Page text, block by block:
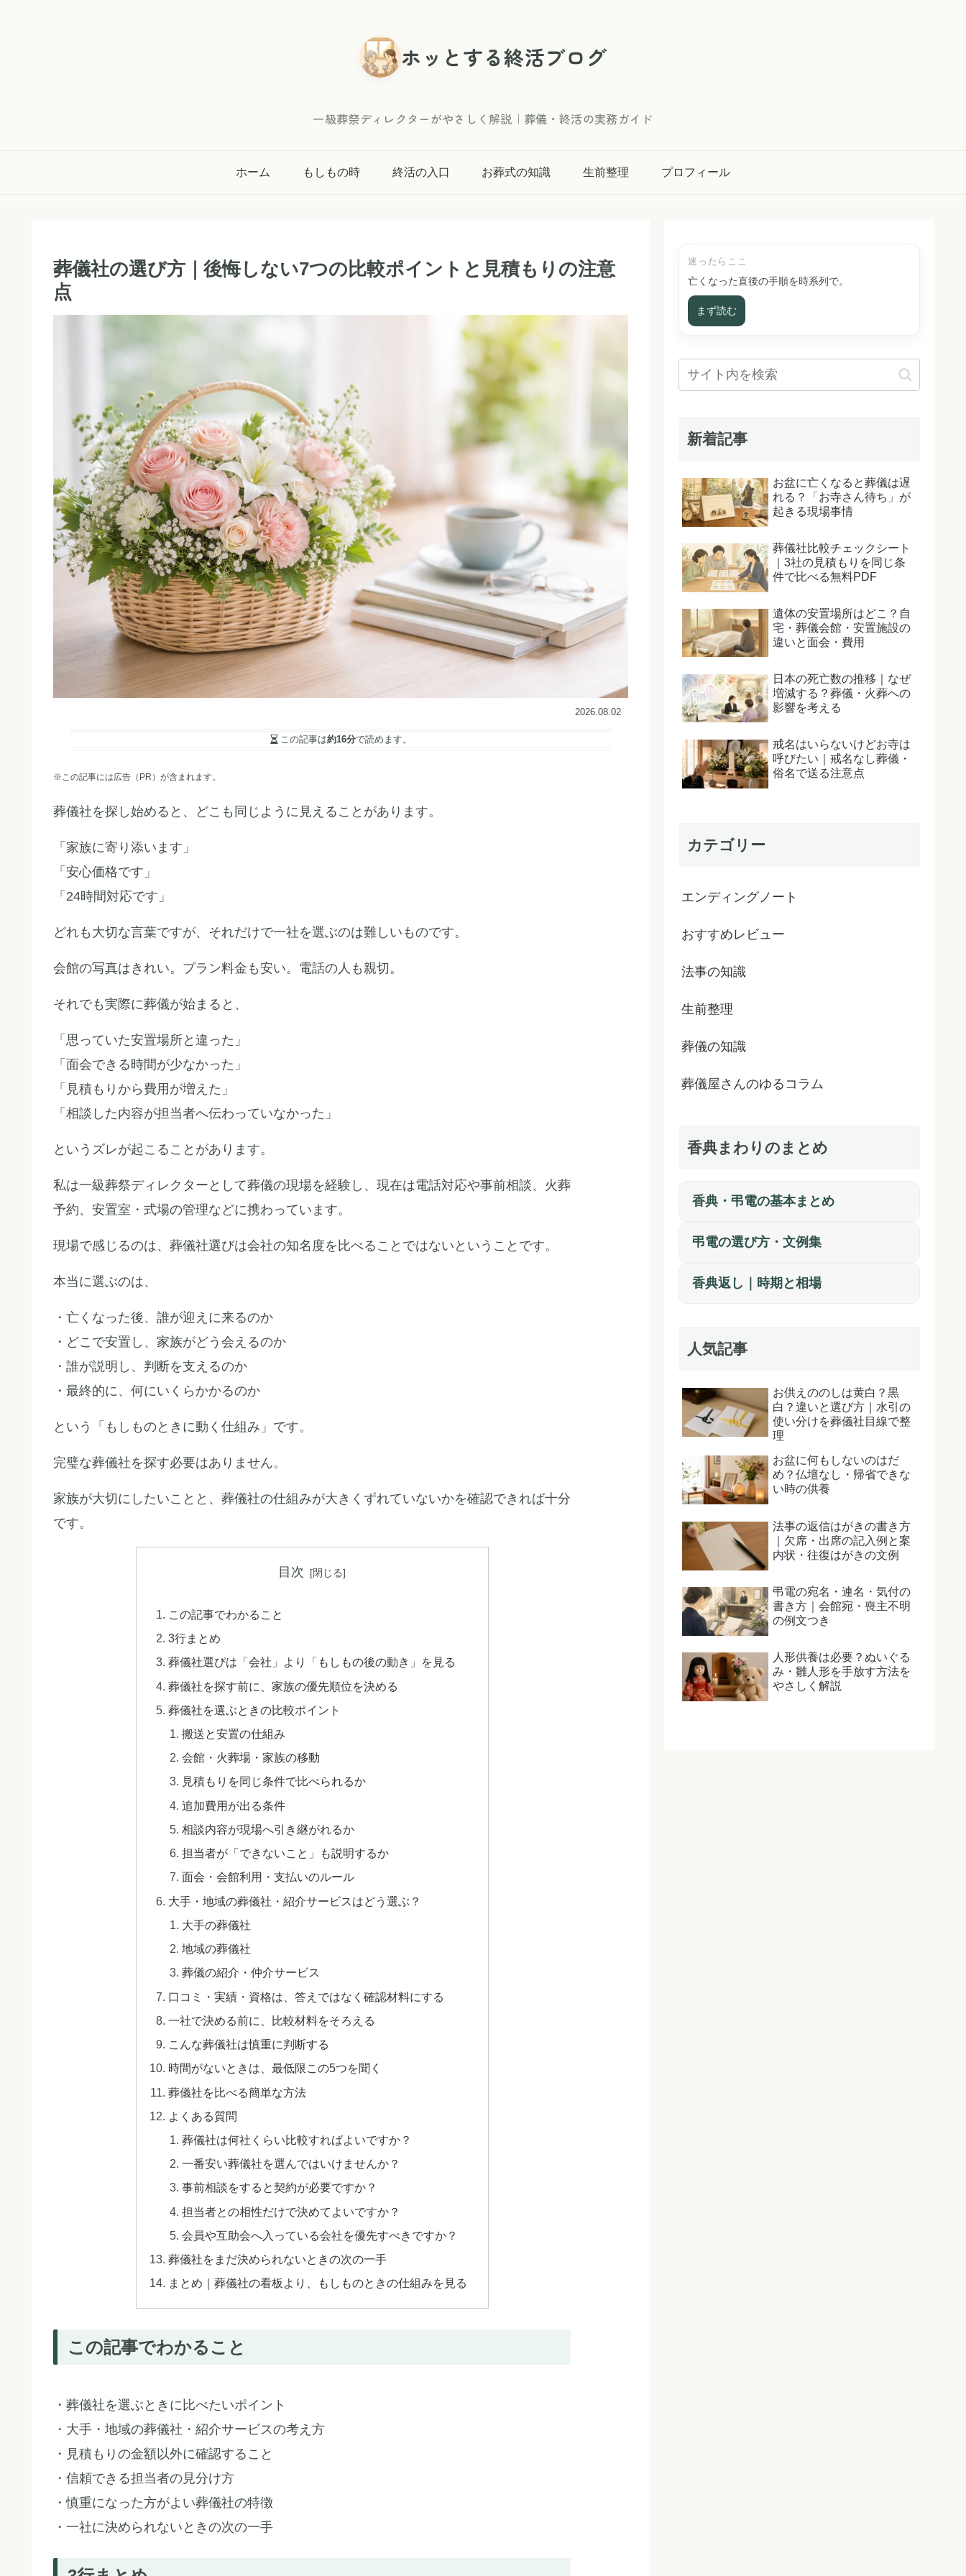
ホッとする終活ブログ
一級葬祭ディレクターがやさしく解説｜葬儀・終活の実務ガイド
ホーム もしもの時 終活の入口 お葬式の知識 生前整理 プロフィール
葬儀社の選び方｜後悔しない7つの比較ポイントと見積もりの注意
点
2026.08.02
この記事は約16分で読めます。
※この記事には広告（PR）が含まれます。
葬儀社を探し始めると、どこも同じように見えることがあります。
「家族に寄り添います」
「安心価格です」
「24時間対応です」
どれも大切な言葉ですが、それだけで一社を選ぶのは難しいものです。
会館の写真はきれい。プラン料金も安い。電話の人も親切。
それでも実際に葬儀が始まると、
「思っていた安置場所と違った」
「面会できる時間が少なかった」
「見積もりから費用が増えた」
「相談した内容が担当者へ伝わっていなかった」
というズレが起こることがあります。
私は一級葬祭ディレクターとして葬儀の現場を経験し、現在は電話対応や事前相談、火葬
予約、安置室・式場の管理などに携わっています。
現場で感じるのは、葬儀社選びは会社の知名度を比べることではないということです。
本当に選ぶのは、
・亡くなった後、誰が迎えに来るのか
・どこで安置し、家族がどう会えるのか
・誰が説明し、判断を支えるのか
・最終的に、何にいくらかかるのか
という「もしものときに動く仕組み」です。
完璧な葬儀社を探す必要はありません。
家族が大切にしたいことと、葬儀社の仕組みが大きくずれていないかを確認できれば十分
です。
目次
この記事でわかること
3行まとめ
葬儀社選びは「会社」より「もしもの後の動き」を見る
葬儀社を探す前に、家族の優先順位を決める
葬儀社を選ぶときの比較ポイント
搬送と安置の仕組み
会館・火葬場・家族の移動
見積もりを同じ条件で比べられるか
追加費用が出る条件
相談内容が現場へ引き継がれるか
担当者が「できないこと」も説明するか
面会・会館利用・支払いのルール
大手・地域の葬儀社・紹介サービスはどう選ぶ？
大手の葬儀社
地域の葬儀社
葬儀の紹介・仲介サービス
口コミ・実績・資格は、答えではなく確認材料にする
一社で決める前に、比較材料をそろえる
こんな葬儀社は慎重に判断する
時間がないときは、最低限この5つを聞く
葬儀社を比べる簡単な方法
よくある質問
葬儀社は何社くらい比較すればよいですか？
一番安い葬儀社を選んではいけませんか？
事前相談をすると契約が必要ですか？
担当者との相性だけで決めてよいですか？
会員や互助会へ入っている会社を優先すべきですか？
葬儀社をまだ決められないときの次の一手
まとめ｜葬儀社の看板より、もしものときの仕組みを見る
この記事でわかること
・葬儀社を選ぶときに比べたいポイント
・大手・地域の葬儀社・紹介サービスの考え方
・見積もりの金額以外に確認すること
・信頼できる担当者の見分け方
・慎重になった方がよい葬儀社の特徴
・一社に決められないときの次の一手
迷ったらここ
亡くなった直後の手順を時系列で。
まず読む
新着記事
お盆に亡くなると葬儀は遅
れる？「お寺さん待ち」が
起きる現場事情
葬儀社比較チェックシート
｜3社の見積もりを同じ条
件で比べる無料PDF
遺体の安置場所はどこ？自
宅・葬儀会館・安置施設の
違いと面会・費用
日本の死亡数の推移｜なぜ
増減する？葬儀・火葬への
影響を考える
戒名はいらないけどお寺は
呼びたい｜戒名なし葬儀・
俗名で送る注意点
カテゴリー
エンディングノート
おすすめレビュー
法事の知識
生前整理
葬儀の知識
葬儀屋さんのゆるコラム
香典まわりのまとめ
香典・弔電の基本まとめ
弔電の選び方・文例集
香典返し｜時期と相場
人気記事
お供えののしは黄白？黒
白？違いと選び方｜水引の
使い分けを葬儀社目線で整
理
お盆に何もしないのはだ
め？仏壇なし・帰省できな
い時の供養
法事の返信はがきの書き方
｜欠席・出席の記入例と案
内状・往復はがきの文例
弔電の宛名・連名・気付の
書き方｜会館宛・喪主不明
の例文つき
人形供養は必要？ぬいぐる
み・雛人形を手放す方法を
やさしく解説